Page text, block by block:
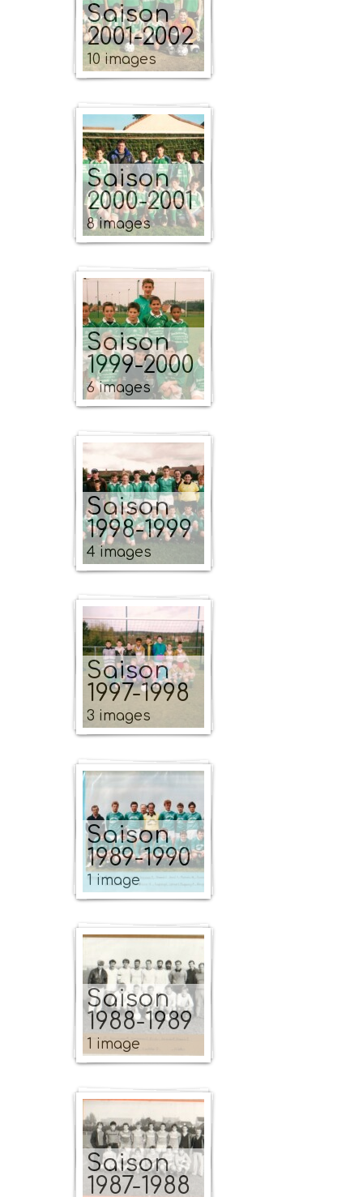
Saison
2001-2002
10 images
Saison
2000-2001
8 images
Saison
1999-2000
6 images
Saison
1998-1999
4 images
Saison
1997-1998
3 images
Saison
1989-1990
1 image
Saison
1988-1989
1 image
Saison
1987-1988